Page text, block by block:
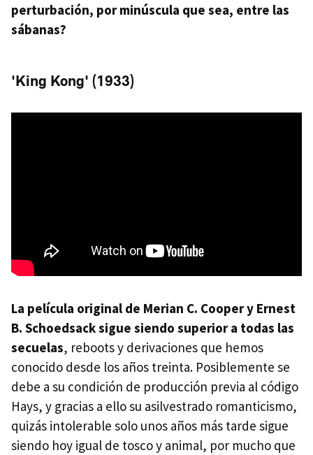
perturbación, por minúscula que sea, entre las
sábanas?
'King Kong' (1933)
La película original de Merian C. Cooper y Ernest
B. Schoedsack sigue siendo superior a todas las
secuelas, reboots y derivaciones que hemos
conocido desde los años treinta. Posiblemente se
debe a su condición de producción previa al código
Hays, y gracias a ello su asilvestrado romanticismo,
quizás intolerable solo unos años más tarde sigue
siendo hoy igual de tosco y animal, por mucho que